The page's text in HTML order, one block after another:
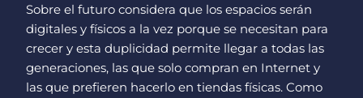
Sobre el futuro considera que los espacios serán
digitales y físicos a la vez porque se necesitan para
crecer y esta duplicidad permite llegar a todas las
generaciones, las que solo compran en Internet y
las que prefieren hacerlo en tiendas físicas. Como